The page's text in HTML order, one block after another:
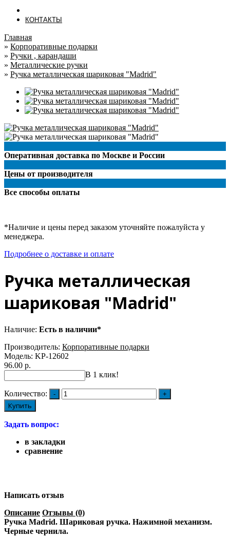
КОНТАКТЫ
Главная
» Корпоративные подарки
» Ручки , карандаши
» Металлические ручки
» Ручка металлическая шариковая "Madrid"
Оперативная доставка по Москве и России
Цены от производителя
Все способы оплаты
*Наличие и цены перед заказом уточняйте пожалуйста у
менеджера.
Подробнее о доставке и оплате
Ручка металлическая
шариковая "Madrid"
Наличие: Есть в наличии*
Производитель: Корпоративные подарки
Модель: KP-12602
96.00 р.
В 1 клик!
Количество:
Купить
Задать вопрос:
в закладки
сравнение
Написать отзыв
Описание Отзывы (0)
Ручка Madrid. Шариковая ручка. Нажимной механизм.
Черные чернила.